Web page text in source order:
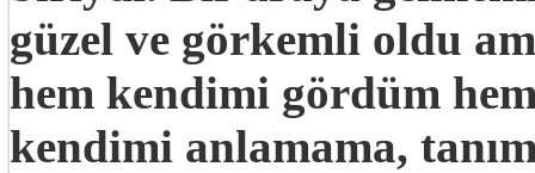
güzel ve görkemli oldu
hem kendimi gördüm
kendimi anlamama,